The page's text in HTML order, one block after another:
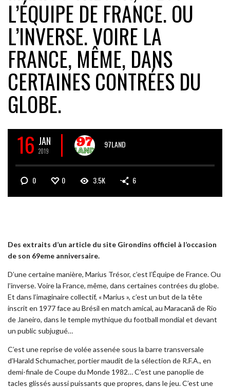
L’ÉQUIPE DE FRANCE. OU
L’INVERSE. VOIRE LA
FRANCE, MÊME, DANS
CERTAINES CONTRÉES DU
GLOBE.
16 JAN
2019
97LAND
0 0 3.5K 6
Des extraits d’un article du site Girondins officiel à l’occasion
de son 69eme anniversaire.
D’une certaine manière, Marius Trésor, c’est l’Équipe de France. Ou
l’inverse. Voire la France, même, dans certaines contrées du globe.
Et dans l’imaginaire collectif, « Marius », c’est un but de la tête
inscrit en 1977 face au Brésil en match amical, au Maracanã de Rio
de Janeiro, dans le temple mythique du football mondial et devant
un public subjugué…
C’est une reprise de volée assenée sous la barre transversale
d’Harald Schumacher, portier maudit de la sélection de R.F.A., en
demi-finale de Coupe du Monde 1982… C’est une panoplie de
tacles glissés aussi puissants que propres, dans le jeu. C’est une